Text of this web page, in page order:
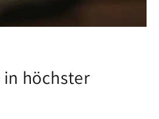
höchster